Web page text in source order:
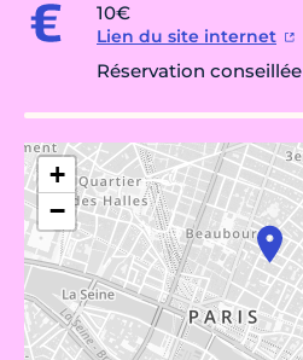
10€
Lien du site internet
Réservation conseillée
+
−